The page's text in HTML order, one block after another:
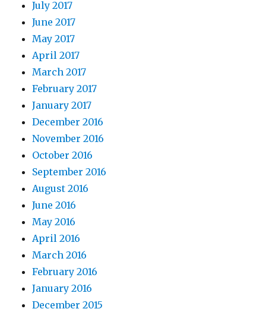
July 2017
June 2017
May 2017
April 2017
March 2017
February 2017
January 2017
December 2016
November 2016
October 2016
September 2016
August 2016
June 2016
May 2016
April 2016
March 2016
February 2016
January 2016
December 2015